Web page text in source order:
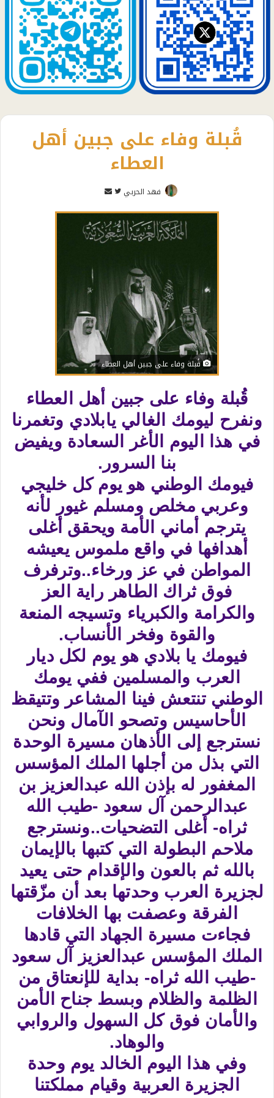
قُبلة وفاء على جبين أهل
العطاء
فهد الحربي
تابع
تويتر
أرسل
إلكترونيا
قُبلة وفاء على جبين أهل العطاء
قُبلة وفاء على جبين أهل العطاء
ونفرح ليومك الغالي يابلادي وتغمرنا
في هذا اليوم الأغر السعادة ويفيض
بنا السرور.
فيومك الوطني هو يوم كل خليجي
وعربي مخلص ومسلم غيور لأنه
يترجم أماني الأمة ويحقق أغلى
أهدافها في واقع ملموس يعيشه
المواطن في عز ورخاء..وترفرف
فوق ثراك الطاهر راية العز
والكرامة والكبرياء وتسيجه المنعة
والقوة وفخر الأنساب.
فيومك يا بلادي هو يوم لكل ديار
العرب والمسلمين ففي يومك
الوطني تنتعش فينا المشاعر وتتيقظ
الأحاسيس وتصحو الآمال ونحن
نسترجع إلى الأذهان مسيرة الوحدة
التي بذل من أجلها الملك المؤسس
المغفور له بإذن الله عبدالعزيز بن
عبدالرحمن آل سعود -طيب الله
ثراه- أغلى التضحيات..ونسترجع
ملاحم البطولة التي كتبها بالإيمان
بالله ثم بالعون والإقدام حتى يعيد
لجزيرة العرب وحدتها بعد أن مزّقتها
الفرقة وعصفت بها الخلافات
فجاءت مسيرة الجهاد التي قادها
الملك المؤسس عبدالعزيز آل سعود
-طيب الله ثراه- بداية للإنعتاق من
الظلمة والظلام وبسط جناح الأمن
والأمان فوق كل السهول والروابي
والوهاد.
وفي هذا اليوم الخالد يوم وحدة
الجزيرة العربية وقيام مملكتنا